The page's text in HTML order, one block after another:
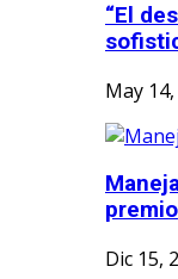
“El
May
premio
Dic 15,